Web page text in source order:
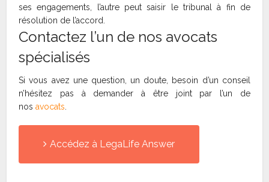
ses engagements, l’autre peut saisir le tribunal à fin de
résolution de l’accord.
Contactez l’un de nos avocats
spécialisés
Si vous avez une question, un doute, besoin d’un conseil
n’hésitez pas à demander à être joint par l’un de
nosavocats.
Accédez à LegaLife Answer